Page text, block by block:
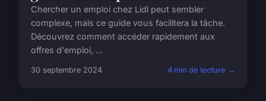
Chercher un emploi chez Lidl peut sembler
complexe, mais ce guide vous facilitera la tâche.
Découvrez comment accéder rapidement aux
offres d'emploi, ...
30 septembre 2024 4 min de lecture →